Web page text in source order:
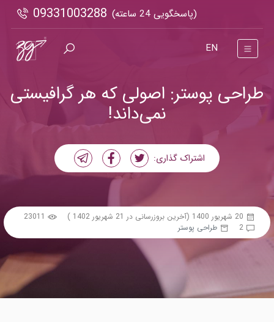
(پاسخگویی 24 ساعته) 09331003288
EN
طراحی پوستر: اصولی که هر گرافیستی
نمی‌داند!
اشتراک گذاری:
20 شهریور 1400 (آخرین بروزرسانی در 21 شهریور 1402 )
23011
2
طراحی پوستر